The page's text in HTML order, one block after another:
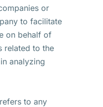
or
to facilitate
on behalf of
related to the
analyzing
to any